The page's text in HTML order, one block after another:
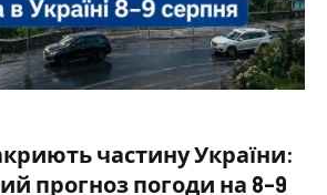
частину України:
прогноз погоди на 8–9